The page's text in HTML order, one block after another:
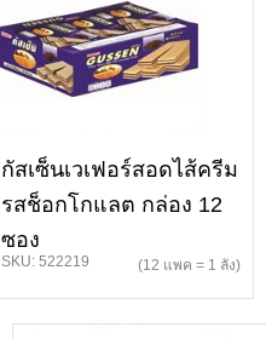
กัสเซ็นเวเฟอร์สอดไส้ครีม
รสช็อกโกแลต กล่อง 12
ซอง
SKU: 522219 (12 แพค = 1 ลัง)